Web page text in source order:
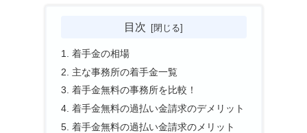
目次
着手金の相場
主な事務所の着手金一覧
着手金無料の事務所を比較！
着手金無料の過払い金請求のデメリット
着手金無料の過払い金請求のメリット